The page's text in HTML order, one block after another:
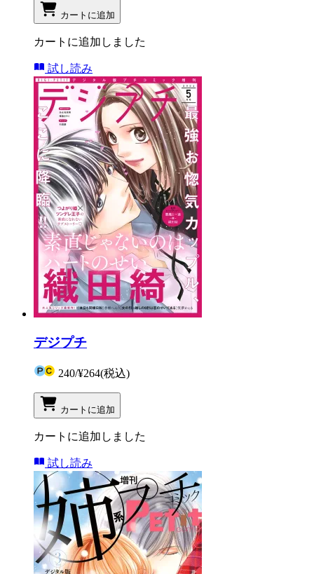
カートに追加
カートに追加しました
試し読み
デジプチ
240/¥264(税込)
カートに追加
カートに追加しました
試し読み